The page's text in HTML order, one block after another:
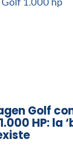
Golf
HP: la